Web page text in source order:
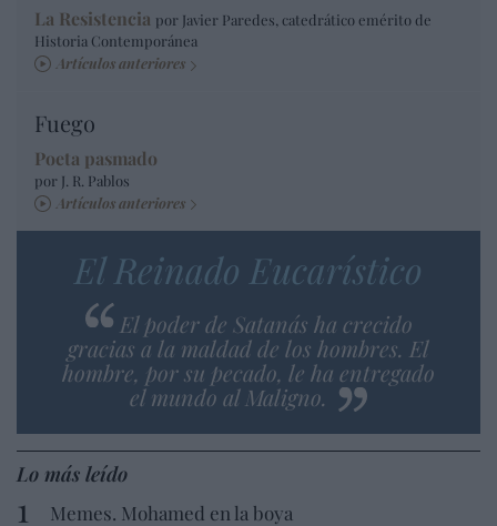
La Resistencia por Javier Paredes, catedrático emérito de
Historia Contemporánea
Artículos anteriores
Fuego
Poeta pasmado
por J. R. Pablos
Artículos anteriores
El Reinado Eucarístico
El poder de Satanás ha crecido
gracias a la maldad de los hombres. El
hombre, por su pecado, le ha entregado
el mundo al Maligno.
Lo más leído
Memes. Mohamed en la boya